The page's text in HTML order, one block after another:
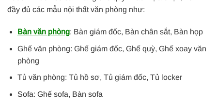
đầy đủ các mẫu nội thất văn phòng như:
Bàn văn phòng: Bàn giám đốc, Bàn chân sắt, Bàn họp
Ghế văn phòng: Ghế giám đốc, Ghế quỳ, Ghế xoay văn
phòng
Tủ văn phòng: Tủ hồ sơ, Tủ giám đốc, Tủ locker
Sofa: Ghế sofa, Bàn sofa